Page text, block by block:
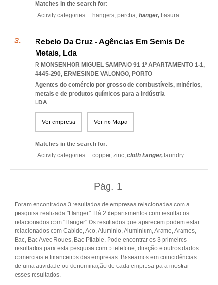
Matches in the search for:
Activity categories: ...hangers, percha, hanger, basura...
Rebelo Da Cruz - Agências Em Semis De
Metais, Lda
R MONSENHOR MIGUEL SAMPAIO 91 1º APARTAMENTO 1-1,
4445-290, ERMESINDE VALONGO, PORTO
Agentes do comércio por grosso de combustíveis, minérios,
metais e de produtos químicos para a indústria
LDA
Ver empresa Ver no Mapa
Matches in the search for:
Activity categories: ...copper, zinc, cloth hanger, laundry...
Pág. 1
Foram encontrados 3 resultados de empresas relacionadas com a
pesquisa realizada "Hanger". Há 2 departamentos com resultados
relacionados com "Hanger".Os resultados que aparecem podem estar
relacionados com Cabide, Aco, Aluminio, Aluminium, Arame, Arames,
Bac, Bac Avec Roues, Bac Pliable. Pode encontrar os 3 primeiros
resultados para esta pesquisa com o telefone, direção e outros dados
comerciais e financeiros das empresas. Baseamos em coincidências
de uma atividade ou denominação de cada empresa para mostrar
esses resultados.